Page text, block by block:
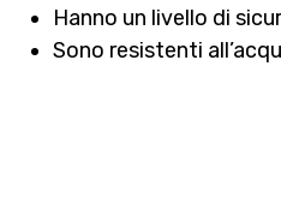
Hanno un livello di
Sono resistenti